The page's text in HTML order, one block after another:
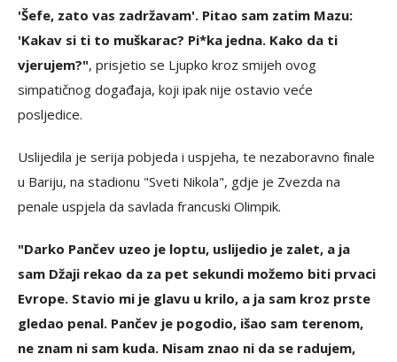
'Šefe, zato vas zadržavam'. Pitao sam zatim Mazu:
'Kakav si ti to muškarac? Pi*ka jedna. Kako da ti
vjerujem?", prisjetio se Ljupko kroz smijeh ovog
simpatičnog događaja, koji ipak nije ostavio veće
posljedice.
Uslijedila je serija pobjeda i uspjeha, te nezaboravno finale
u Bariju, na stadionu "Sveti Nikola", gdje je Zvezda na
penale uspjela da savlada francuski Olimpik.
"Darko Pančev uzeo je loptu, uslijedio je zalet, a ja
sam Džaji rekao da za pet sekundi možemo biti prvaci
Evrope. Stavio mi je glavu u krilo, a ja sam kroz prste
gledao penal. Pančev je pogodio, išao sam terenom,
ne znam ni sam kuda. Nisam znao ni da se radujem,